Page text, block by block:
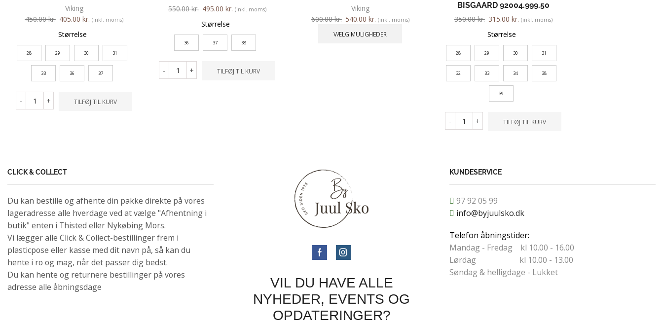
Viking
450.00kr. 405.00 kr. (inkl. moms)
Størrelse
28 29 30 31
33 36 37
- + TILFØJ TIL KURV
550.00kr. 495.00 kr. (inkl. moms)
Størrelse
36 37 38
- + TILFØJ TIL KURV
Viking
600.00kr. 540.00 kr. (inkl. moms)
VÆLG MULIGHEDER
BISGAARD 92004.999.50
350.00kr. 315.00 kr. (inkl. moms)
Størrelse
28 29 30 31
32 33 34 38
39
- + TILFØJ TIL KURV
CLICK & COLLECT
Du kan bestille og afhente din pakke direkte på vores
lageradresse alle hverdage ved at vælge "Afhentning i
butik" enten i Thisted eller Nykøbing Mors.
Vi lægger alle Click & Collect-bestillinger frem i
plasticpose eller kasse med dit navn på, så kan du
hente i ro og mag, når det passer dig bedst.
Du kan hente og returnere bestillinger på vores
adresse alle åbningsdage
VIL DU HAVE ALLE
NYHEDER, EVENTS OG
OPDATERINGER?
KUNDESERVICE
97 92 05 99
info@byjuulsko.dk
Telefon åbningstider:
Mandag - Fredag kl 10.00 - 16.00
Lørdag kl 10.00 - 13.00
Søndag & helligdage - Lukket